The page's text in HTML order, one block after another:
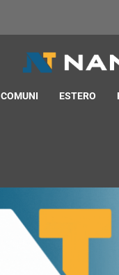
COMUNI ESTERO